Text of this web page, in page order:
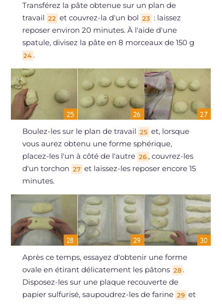
Transférez la pâte obtenue sur un plan de
travail 22 et couvrez-la d'un bol 23 : laissez
reposer environ 20 minutes. À l'aide d'une
spatule, divisez la pâte en 8 morceaux de 150 g
24 .
Boulez-les sur le plan de travail 25 et, lorsque
vous aurez obtenu une forme sphérique,
placez-les l'un à côté de l'autre 26 , couvrez-les
d'un torchon 27 et laissez-les reposer encore 15
minutes.
Après ce temps, essayez d'obtenir une forme
ovale en étirant délicatement les pâtons 28 .
Disposez-les sur une plaque recouverte de
papier sulfurisé, saupoudrez-les de farine 29 et